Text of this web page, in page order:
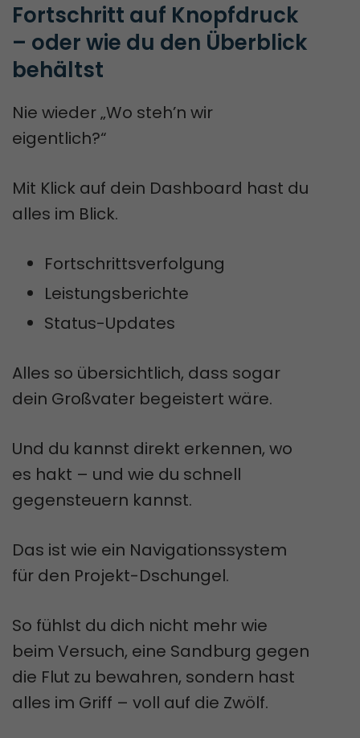
Fortschritt auf Knopfdruck
– oder wie du den Überblick
behältst
Nie wieder „Wo steh’n wir
eigentlich?“
Mit Klick auf dein Dashboard hast du
alles im Blick.
Fortschrittsverfolgung
Leistungsberichte
Status-Updates
Alles so übersichtlich, dass sogar
dein Großvater begeistert wäre.
Und du kannst direkt erkennen, wo
es hakt – und wie du schnell
gegensteuern kannst.
Das ist wie ein Navigationssystem
für den Projekt-Dschungel.
So fühlst du dich nicht mehr wie
beim Versuch, eine Sandburg gegen
die Flut zu bewahren, sondern hast
alles im Griff – voll auf die Zwölf.